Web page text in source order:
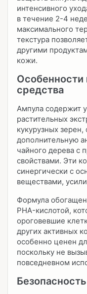
интенсивного
в течение 2-4
максимального
текстура
другими
кожи.
средства
Ампула содержит
растительных
кукурузных
дополнительную
чайного дерева с
свойствами. Эти
синергически с
веществами,
Формула
PHA-кислотой,
ороговевшие
других активных
особенно ценен
поскольку не
повседневном